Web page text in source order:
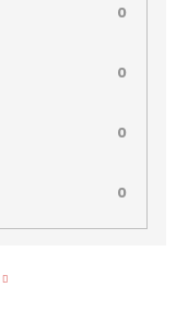
0
0
0
0